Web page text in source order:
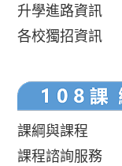
升學進路資訊
各校獨招資訊
課綱與課程
課程諮詢服務